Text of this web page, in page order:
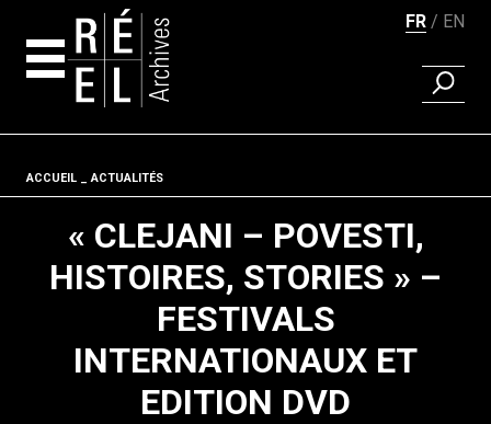
FR EN
Fil d'ariane
ACCUEIL ACTUALITÉS
« CLEJANI – POVESTI,
HISTOIRES, STORIES » –
FESTIVALS
INTERNATIONAUX ET
EDITION DVD